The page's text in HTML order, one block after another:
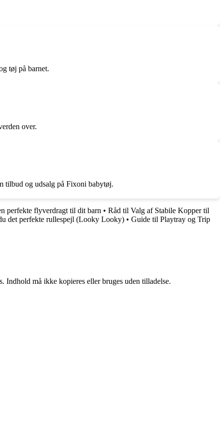
tøj på barnet.
over.
tilbud og udsalg på Fixoni babytøj.
perfekte flyverdragt til dit barn • Råd til Valg af Stabile Kopper til
det perfekte rullespejl (Looky Looky) • Guide til Playtray og Trip
må ikke kopieres eller bruges uden tilladelse.